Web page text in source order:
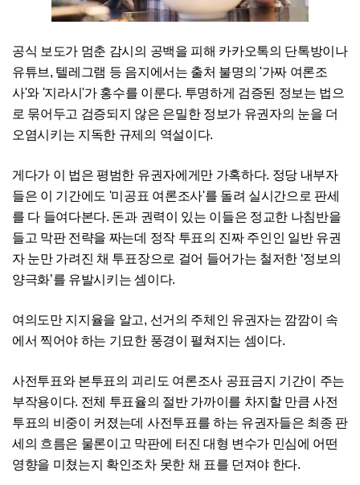
공식 보도가 멈춘 감시의 공백을 피해 카카오톡의 단톡방이나
유튜브, 텔레그램 등 음지에서는 출처 불명의 '가짜 여론조
사'와 '지라시'가 홍수를 이룬다. 투명하게 검증된 정보는 법으
로 묶어두고 검증되지 않은 은밀한 정보가 유권자의 눈을 더
오염시키는 지독한 규제의 역설이다.
게다가 이 법은 평범한 유권자에게만 가혹하다. 정당 내부자
들은 이 기간에도 '미공표 여론조사'를 돌려 실시간으로 판세
를 다 들여다본다. 돈과 권력이 있는 이들은 정교한 나침반을
들고 막판 전략을 짜는데 정작 투표의 진짜 주인인 일반 유권
자 눈만 가려진 채 투표장으로 걸어 들어가는 철저한 ‘정보의
양극화’를 유발시키는 셈이다.
여의도만 지지율을 알고, 선거의 주체인 유권자는 깜깜이 속
에서 찍어야 하는 기묘한 풍경이 펼쳐지는 셈이다.
사전투표와 본투표의 괴리도 여론조사 공표금지 기간이 주는
부작용이다. 전체 투표율의 절반 가까이를 차지할 만큼 사전
투표의 비중이 커졌는데 사전투표를 하는 유권자들은 최종 판
세의 흐름은 물론이고 막판에 터진 대형 변수가 민심에 어떤
영향을 미쳤는지 확인조차 못한 채 표를 던져야 한다.